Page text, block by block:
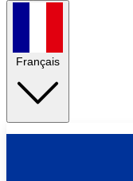
Français